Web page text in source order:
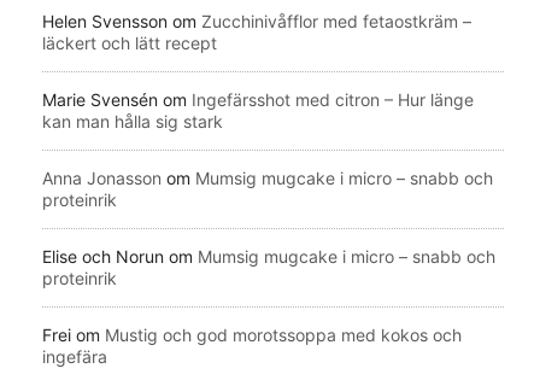
Helen Svensson om Zucchinivåfflor med fetaostkräm –
läckert och lätt recept
Marie Svensén om Ingefärsshot med citron – Hur länge
kan man hålla sig stark
Anna Jonasson om Mumsig mugcake i micro – snabb och
proteinrik
Elise och Norun om Mumsig mugcake i micro – snabb och
proteinrik
Frei om Mustig och god morotssoppa med kokos och
ingefära